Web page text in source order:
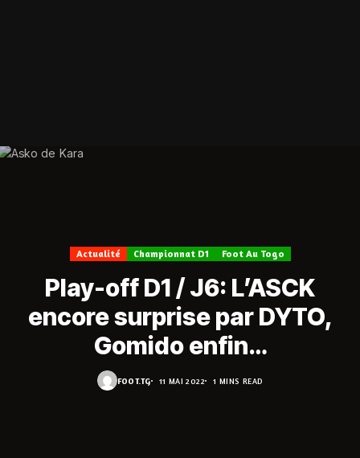
Actualité Championnat D1 Foot Au Togo
Play-off D1 / J6: L’ASCK
encore surprise par DYTO,
Gomido enfin…
FOOT.TG 11 MAI 2022 1 MINS READ